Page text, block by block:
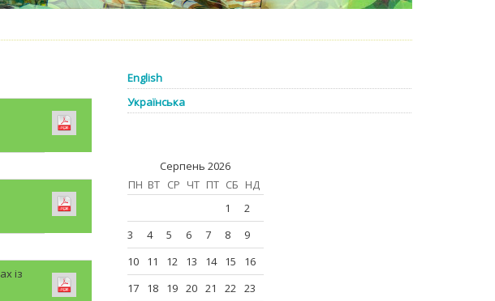
із
English
Українська
Серпень 2026
ПН ВТ СР ЧТ ПТ СБ НД
1
2
3
4 5 6 7 8
9
10
11 12 13 14 15
16
17
18 19 20 21 22
23